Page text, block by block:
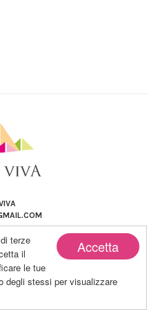
Accetta
terze
il
le tue
degli stessi per visualizzare
by Blanco-LAB